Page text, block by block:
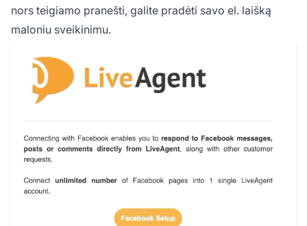
nors teigiamo pranešti, galite pradėti savo el. laišką
maloniu sveikinimu.